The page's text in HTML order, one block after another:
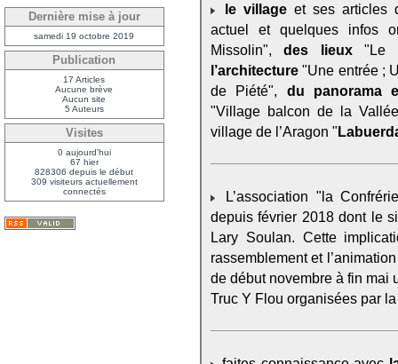
le village et ses articles
actuel et quelques infos
Missolin",des lieux "Le
l’architecture "Une entrée ;
de Piété", du panorama
"Village balcon de la
village de l’Aragon "
L’association "la
depuis février 2018 dont le
Lary Soulan. Cette
rassemblement et
de début novembre à fin mai
Truc Y Flou organisées par
Dernière mise à jour
samedi 19 octobre 2019
Publication
17 Articles
Aucune brève
Aucun site
5 Auteurs
Visites
0 aujourd'hui
67 hier
828306 depuis le début
309 visiteurs actuellement
connectés